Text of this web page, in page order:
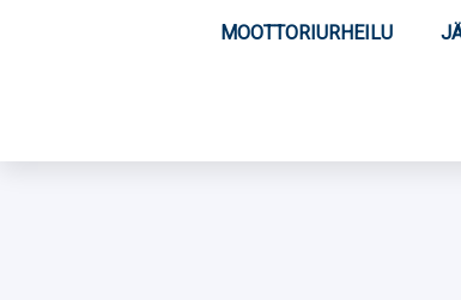
MOOTTORIURHEILU